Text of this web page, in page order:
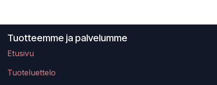
Tuotteemme ja palvelumme
Etusivu
Tuoteluettelo